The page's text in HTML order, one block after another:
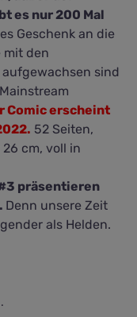
es nur 200 Mal
Geschenk an die
mit den
sind
Comic erscheint
52 Seiten,
cm, voll in
#3 präsentieren
Denn unsere Zeit
als Helden.